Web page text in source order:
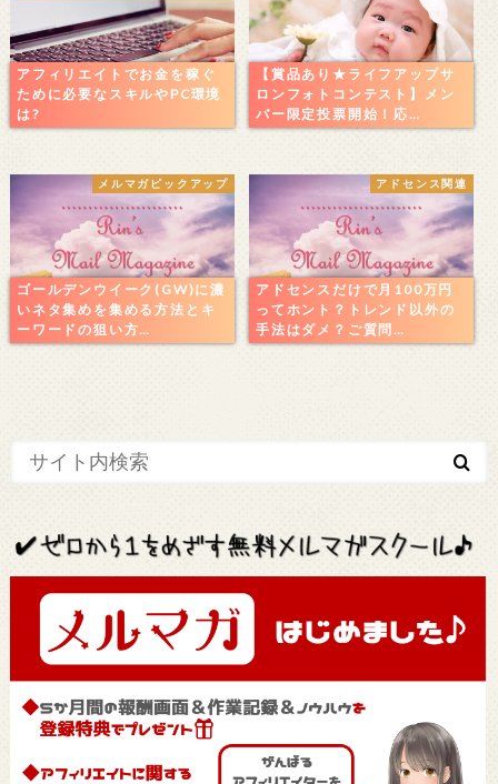
アフィリエイトでお金を稼ぐ
ために必要なスキルやPC環境
は?
【賞品あり★ライフアップサ
ロンフォトコンテスト】メン
バー限定投票開始！応…
メルマガピックアップ
ゴールデンウイーク(GW)に濃
いネタ集めを集める方法とキ
ーワードの狙い方…
アドセンス関連
アドセンスだけで月100万円
ってホント？トレンド以外の
手法はダメ？ご質問…